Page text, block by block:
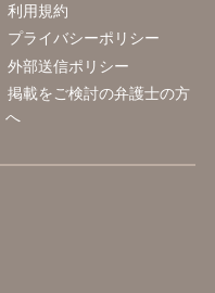
利用規約
プライバシーポリシー
外部送信ポリシー
掲載をご検討の弁護士の方
へ